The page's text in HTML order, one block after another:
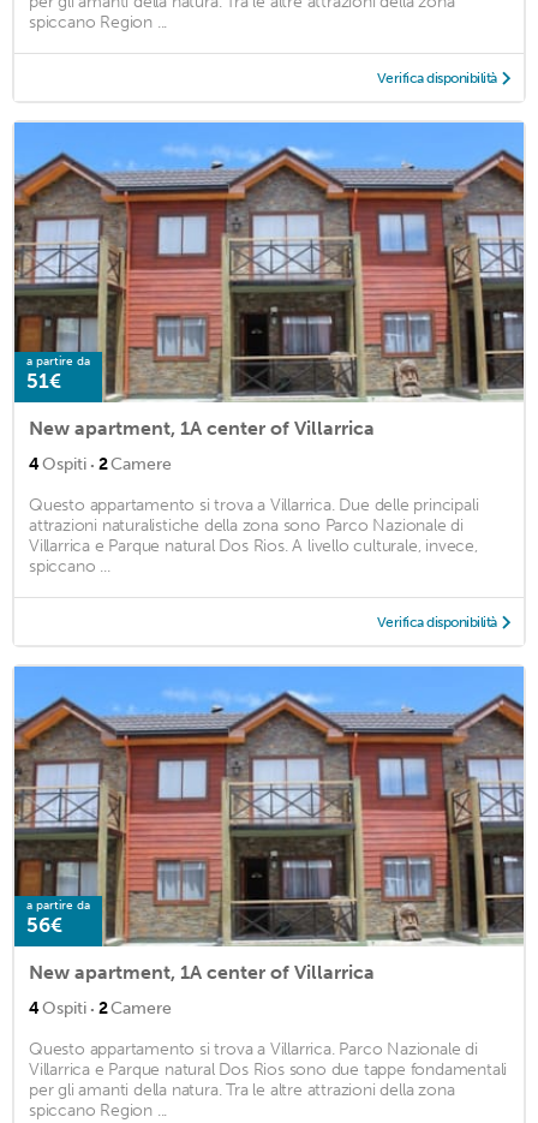
spiccano Region ...
Verifica disponibilità
a partire da
51€
New apartment, 1A center of Villarrica
4Ospiti · 2Camere
Questo appartamento si trova a Villarrica. Due delle principali
attrazioni naturalistiche della zona sono Parco Nazionale di
Villarrica e Parque natural Dos Rios. A livello culturale, invece,
spiccano ...
Verifica disponibilità
a partire da
56€
New apartment, 1A center of Villarrica
4Ospiti · 2Camere
Questo appartamento si trova a Villarrica. Parco Nazionale di
Villarrica e Parque natural Dos Rios sono due tappe fondamentali
per gli amanti della natura. Tra le altre attrazioni della zona
spiccano Region ...